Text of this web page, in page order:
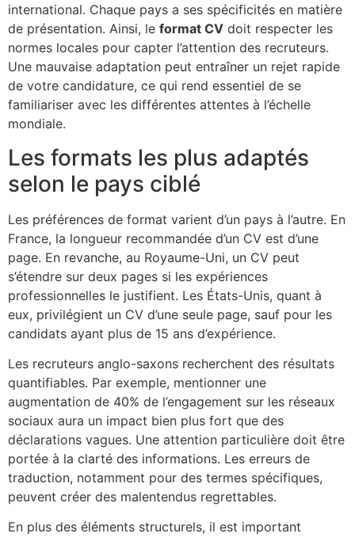
international. Chaque pays a ses spécificités en matière
de présentation. Ainsi, le format CV doit respecter les
normes locales pour capter l’attention des recruteurs.
Une mauvaise adaptation peut entraîner un rejet rapide
de votre candidature, ce qui rend essentiel de se
familiariser avec les différentes attentes à l’échelle
mondiale.
Les formats les plus adaptés
selon le pays ciblé
Les préférences de format varient d’un pays à l’autre. En
France, la longueur recommandée d’un CV est d’une
page. En revanche, au Royaume-Uni, un CV peut
s’étendre sur deux pages si les expériences
professionnelles le justifient. Les États-Unis, quant à
eux, privilégient un CV d’une seule page, sauf pour les
candidats ayant plus de 15 ans d’expérience.
Les recruteurs anglo-saxons recherchent des résultats
quantifiables. Par exemple, mentionner une
augmentation de 40% de l’engagement sur les réseaux
sociaux aura un impact bien plus fort que des
déclarations vagues. Une attention particulière doit être
portée à la clarté des informations. Les erreurs de
traduction, notamment pour des termes spécifiques,
peuvent créer des malentendus regrettables.
En plus des éléments structurels, il est important